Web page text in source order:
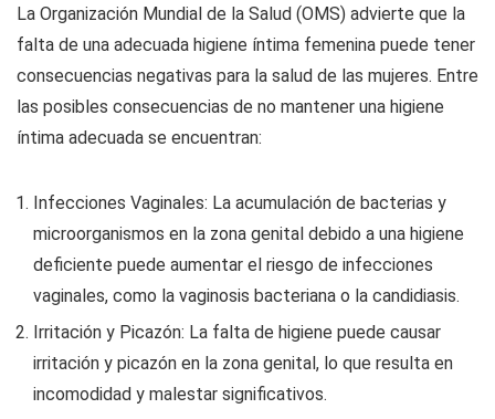
La Organización Mundial de la Salud (OMS) advierte que la
falta de una adecuada higiene íntima femenina puede tener
consecuencias negativas para la salud de las mujeres. Entre
las posibles consecuencias de no mantener una higiene
íntima adecuada se encuentran:
Infecciones Vaginales: La acumulación de bacterias y
microorganismos en la zona genital debido a una higiene
deficiente puede aumentar el riesgo de infecciones
vaginales, como la vaginosis bacteriana o la candidiasis.
Irritación y Picazón: La falta de higiene puede causar
irritación y picazón en la zona genital, lo que resulta en
incomodidad y malestar significativos.